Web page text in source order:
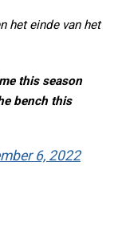
het einde van het
this season
bench this
6, 2022